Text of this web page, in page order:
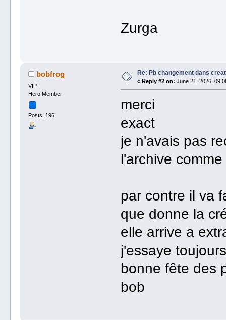
Zurga
bobfrog
VIP
Hero Member
Posts: 196
Re: Pb changement dans
« Reply #2 on: June 21, 2026,
merci
exact
je n'avais pas
l'archive
par contre il va
que donne la
elle arrive a
j'essaye
bonne fête des
bob